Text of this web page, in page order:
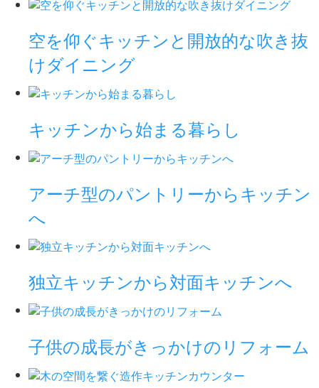
空を仰ぐキッチンと開放的な吹き抜
けダイニング
キッチンから始まる暮らし
アーチ型のパントリーからキッチン
へ
独立キッチンから対面キッチンへ
子供の成長がきっかけのリフォーム